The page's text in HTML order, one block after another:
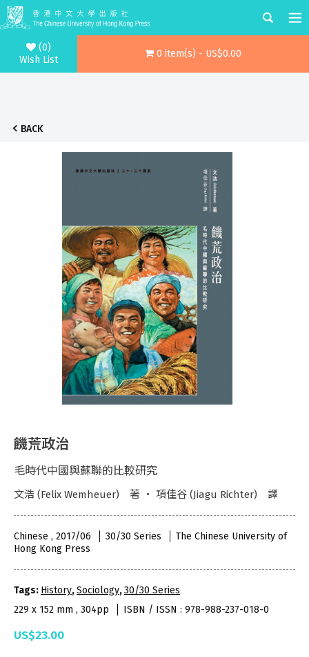
(0)
Wish List
0 item(s) - US$0.00
BACK
饑荒政治
毛時代中國與蘇聯的比較研究
文浩 (Felix Wemheuer) 著 ‧ 項佳谷 (Jiagu Richter) 譯
Chinese , 2017/06 30/30 Series
The Chinese University of
Hong Kong Press
Tags: History,Sociology,30/30 Series
229 x 152 mm , 304pp
ISBN / ISSN : 978-988-237-018-0
US$23.00